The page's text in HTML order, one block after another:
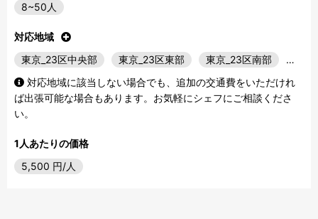
8~50人
対応地域
東京_23区中央部
東京_23区東部 東京_23区南部
…
対応地域に該当しない場合でも、追加の交通費をいただけれ
ば出張可能な場合もあります。お気軽にシェフにご相談くださ
い。
1人あたりの価格
5,500 円/人